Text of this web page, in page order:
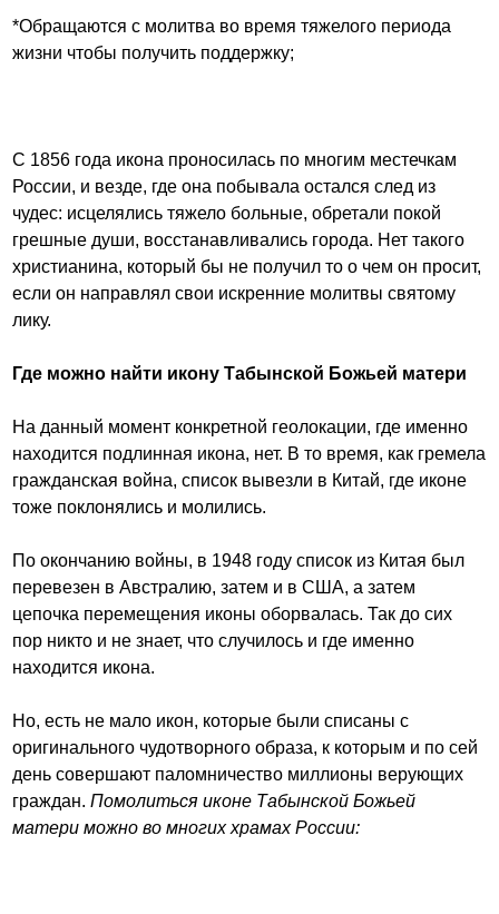
*Обращаются с молитва во время тяжелого периода
жизни чтобы получить поддержку;
С 1856 года икона проносилась по многим местечкам
России, и везде, где она побывала остался след из
чудес: исцелялись тяжело больные, обретали покой
грешные души, восстанавливались города. Нет такого
христианина, который бы не получил то о чем он просит,
если он направлял свои искренние молитвы святому
лику.
Где можно найти икону Табынской Божьей матери
На данный момент конкретной геолокации, где именно
находится подлинная икона, нет. В то время, как гремела
гражданская война, список вывезли в Китай, где иконе
тоже поклонялись и молились.
По окончанию войны, в 1948 году список из Китая был
перевезен в Австралию, затем и в США, а затем
цепочка перемещения иконы оборвалась. Так до сих
пор никто и не знает, что случилось и где именно
находится икона.
Но, есть не мало икон, которые были списаны с
оригинального чудотворного образа, к которым и по сей
день совершают паломничество миллионы верующих
граждан. Помолиться иконе Табынской Божьей
матери можно во многих храмах России: